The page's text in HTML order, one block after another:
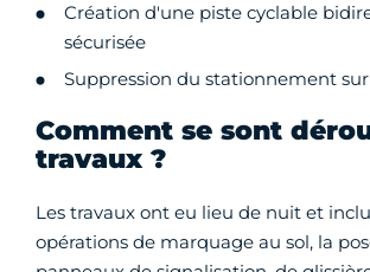
Création d'une piste cyclable
sécurisée
Suppression du stationnement
Comment se sont
travaux ?
Les travaux ont eu lieu de nuit et
opérations de marquage au sol, la